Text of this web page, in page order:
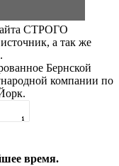
СТРОГО
а так же
Бернской
компании по
время.